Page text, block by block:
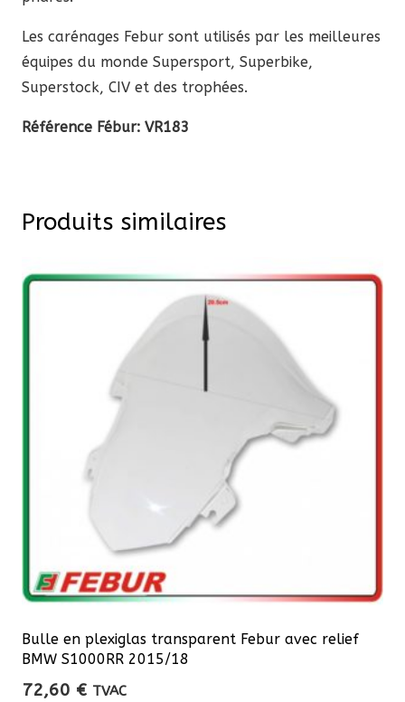
Les carénages Febur sont utilisés par les meilleures
équipes du monde Supersport, Superbike,
Superstock, CIV et des trophées.
Référence Fébur: VR183
Produits similaires
Bulle en plexiglas transparent Febur avec relief
BMW S1000RR 2015/18
72,60 € TVAC